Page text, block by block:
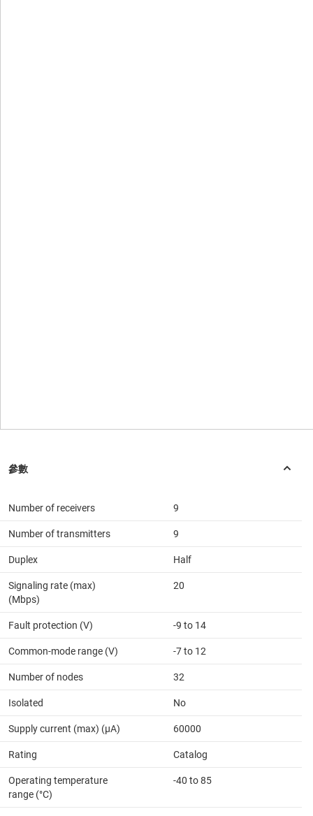
Number of receivers 9
Number of transmitters 9
Duplex Half
Signaling rate (max)
(Mbps)
20
Fault protection (V) -9 to 14
Common-mode range (V) -7 to 12
Number of nodes 32
Isolated No
Supply current (max) (µA) 60000
Rating Catalog
Operating temperature
range (°C)
-40 to 85